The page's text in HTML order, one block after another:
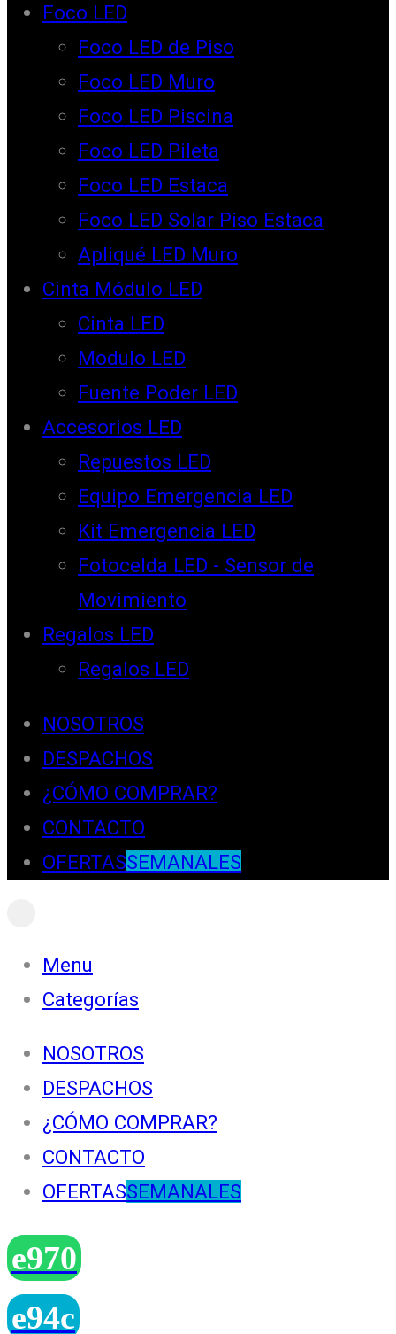
Foco LED
Foco LED de Piso
Foco LED Muro
Foco LED Piscina
Foco LED Pileta
Foco LED Estaca
Foco LED Solar Piso Estaca
Apliqué LED Muro
Cinta Módulo LED
Cinta LED
Modulo LED
Fuente Poder LED
Accesorios LED
Repuestos LED
Equipo Emergencia LED
Kit Emergencia LED
Fotocelda LED - Sensor de
Movimiento
Regalos LED
Regalos LED
NOSOTROS
DESPACHOS
¿CÓMO COMPRAR?
CONTACTO
OFERTASSEMANALES
Menu
Categorías
NOSOTROS
DESPACHOS
¿CÓMO COMPRAR?
CONTACTO
OFERTASSEMANALES